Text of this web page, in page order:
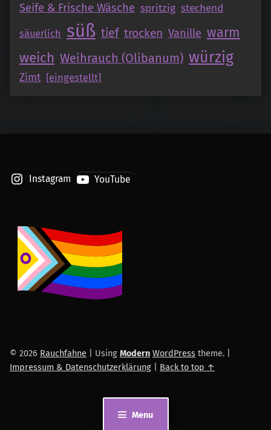
Menu
Seife & Frische Wäsche spritzig stechend
säuerlich süß tief trocken Vanille warm
weich Weihrauch (Olibanum) würzig
Zimt [eingestellt]
Instagram YouTube
© 2026 Rauchfahne Using Modern WordPress theme.
Impressum & Datenschutzerklärung
Back to top ↑